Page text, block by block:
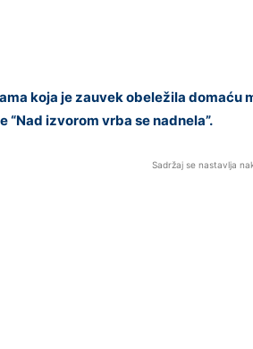
koja je zauvek obeležila domaću
“Nad izvorom vrba se nadnela”.
Sadržaj se nastavlja